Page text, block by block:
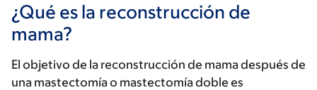
¿Qué es la reconstrucción de
mama?
El objetivo de la reconstrucción de mama después de
una mastectomía o mastectomía doble es